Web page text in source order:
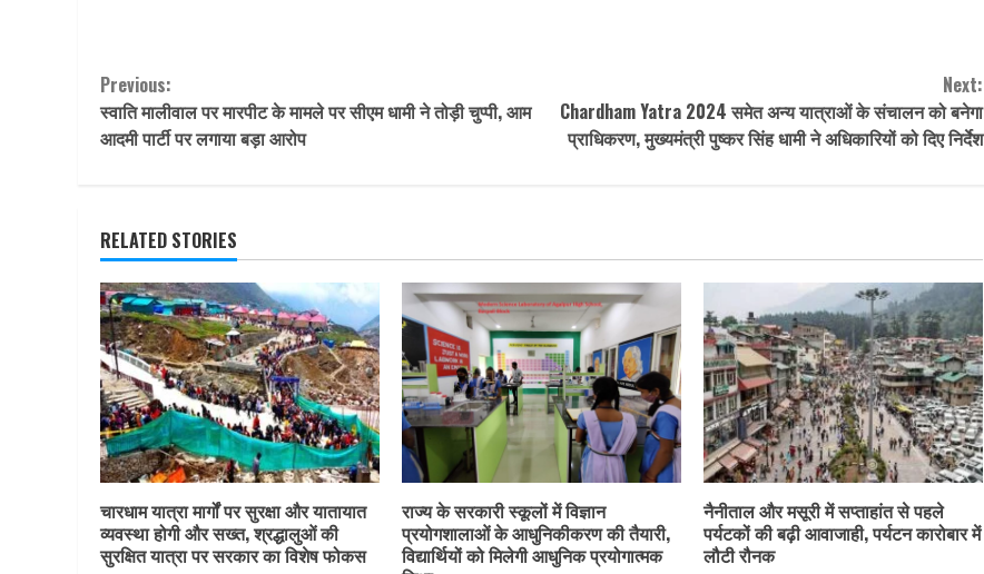
Continue
Reading
Previous:
स्वाति मालीवाल पर मारपीट के मामले पर सीएम धामी ने तोड़ी चुप्पी, आम
आदमी पार्टी पर लगाया बड़ा आरोप
Next:
Chardham Yatra 2024 समेत अन्य यात्राओं के संचालन को बनेगा
प्राधिकरण, मुख्यमंत्री पुष्कर सिंह धामी ने अधिकारियों को दिए निर्देश
RELATED STORIES
चारधाम यात्रा मार्गों पर सुरक्षा और यातायात
व्यवस्था होगी और सख्त, श्रद्धालुओं की
सुरक्षित यात्रा पर सरकार का विशेष फोकस
राज्य के सरकारी स्कूलों में विज्ञान
प्रयोगशालाओं के आधुनिकीकरण की तैयारी,
विद्यार्थियों को मिलेगी आधुनिक प्रयोगात्मक
नैनीताल और मसूरी में सप्ताहांत से पहले
पर्यटकों की बढ़ी आवाजाही, पर्यटन कारोबार में
लौटी रौनक